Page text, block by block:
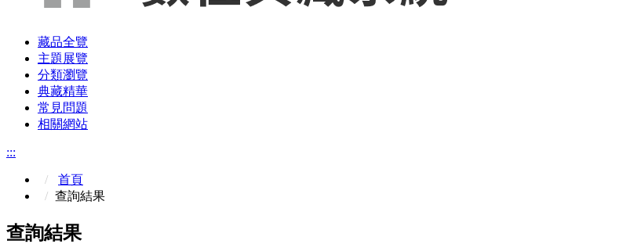
藏品全覽
主題展覽
分類瀏覽
典藏精華
常見問題
相關網站
:::
首頁
查詢結果
查詢結果